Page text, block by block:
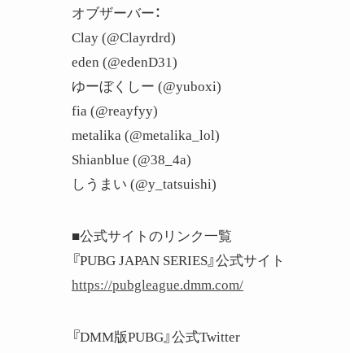
オブザーバー：
Clay (@Clayrdrd)
eden (@edenD31)
ゆーぼくしー (@yuboxi)
fia (@reayfyy)
metalika (@metalika_lol)
Shianblue (@38_4a)
しうまい (@y_tatsuishi)
■公式サイトのリンク一覧
『PUBG JAPAN SERIES』公式サイト
https://pubgleague.dmm.com/
『DMM版PUBG』公式Twitter